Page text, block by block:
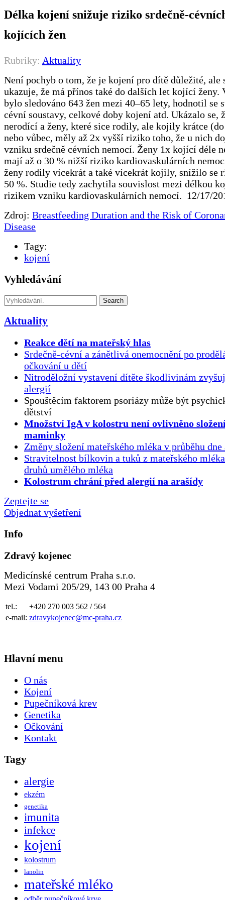
Délka kojení snižuje riziko srdečně-
kojících žen
Rubriky: Aktuality
Není pochyb o tom, že je kojení pro dítě důležité, ale
ukazuje, že má přínos také do dalších let kojící ženy.
bylo sledováno 643 žen mezi 40‒65 lety, hodnotil se
cévní soustavy, celkové doby kojení atd. Ukázalo se,
nerodící a ženy, které sice rodily, ale kojily krátce
nebo vůbec, měly až 2x vyšší riziko toho, že u nich
vzniku srdečně cévních nemocí. Ženy 1x kojící déle
mají až o 30 % nižší riziko kardiovaskulárních
ženy rodily vícekrát a také vícekrát kojily, snížilo se
50 %. Studie tedy zachytila souvislost mezi délkou
rizikem vzniku kardiovaskulárních nemocí. 12/17/
Zdroj: Breastfeeding Duration and the Risk of
Disease
Tagy:
kojení
Vyhledávání
Search
Aktuality
Reakce dětí na mateřský hlas
Srdečně-cévní a zánětlivá onemocnění po
očkování u dětí
Nitroděložní vystavení dítěte škodlivinám
alergií
Spouštěcím faktorem psoriázy může být
dětství
Množství IgA v kolostru není ovlivněno
maminky
Změny složení mateřského mléka v průběhu dne
Stravitelnost bílkovin a tuků z mateřského
druhů umělého mléka
Kolostrum chrání před alergií na arašídy
Zeptejte se
Objednat vyšetření
Info
Zdravý kojenec
Medicínské centrum Praha s.r.o.
Mezi Vodami 205/29, 143 00 Praha 4
tel.:
+420 270 003 562 / 564
e-mail: zdravykojenec@mc-praha.cz
Hlavní menu
O nás
Kojení
Pupečníková krev
Genetika
Očkování
Kontakt
Tagy
alergie
ekzém
genetika
imunita
infekce
kojení
kolostrum
lanolin
mateřské mléko